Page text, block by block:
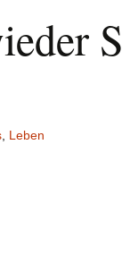
Leben